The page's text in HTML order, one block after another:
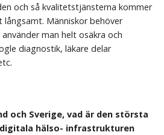
och så kvalitetstjänsterna kommer
Människor behöver
man helt osäkra och
diagnostik, läkare delar
och Sverige, vad är den största
hälso- infrastrukturen